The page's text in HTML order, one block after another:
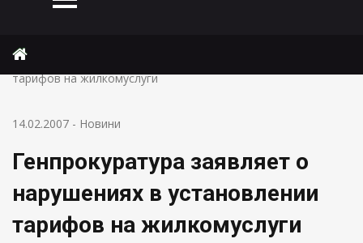
Генпрокуратура заявляет о нарушениях в установлении
тарифов на жилкомуслуги
14.02.2007 - Новини
Генпрокуратура заявляет о
нарушениях в установлении
тарифов на жилкомуслуги